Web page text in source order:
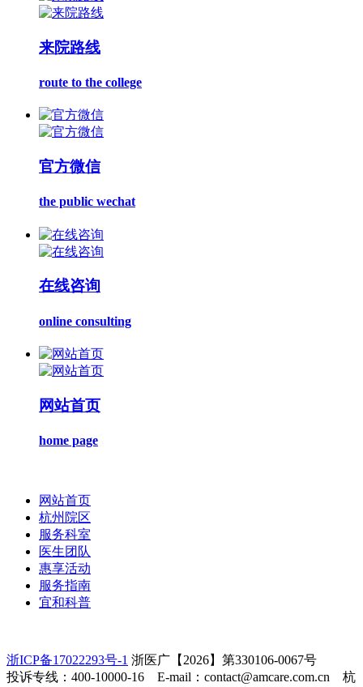
来院路线
route to the college
官方微信
the public wechat
在线咨询
online consulting
网站首页
home page
网站首页
杭州院区
服务科室
医生团队
惠享活动
服务指南
宜和科普
浙ICP备17022293号-1 浙医广【2026】第330106-0067号
投诉专线：400-10000-16 E-mail：contact@amcare.com.cn 杭